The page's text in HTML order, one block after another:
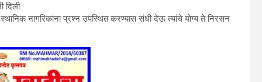
दिली.
नागरिकांना प्रश्न उपस्थित करण्यास संधी देऊ त्यांचे योग्य ते निरसन